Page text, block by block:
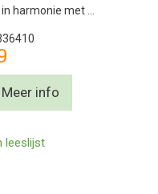
harmonie met …
Meer info
leeslijst